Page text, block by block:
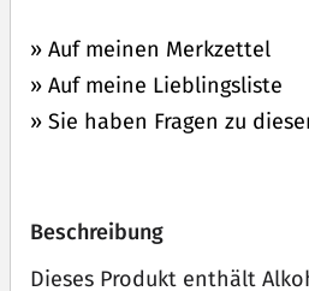
» Auf meinen Merkzettel
» Auf meine Lieblingsliste
» Sie haben Fragen zu
Beschreibung
Dieses Produkt enthält